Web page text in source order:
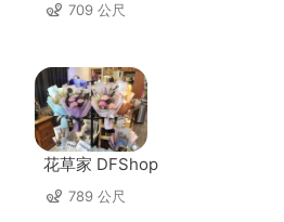
709 公尺
花草家 DFShop
789 公尺